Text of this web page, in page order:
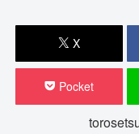
X
Pocket